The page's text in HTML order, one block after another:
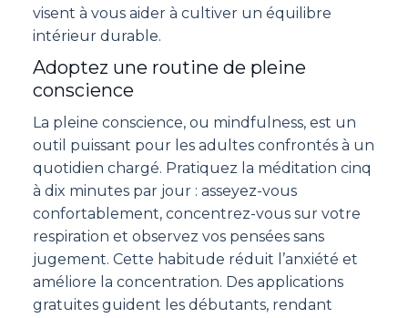
visent à vous aider à cultiver un équilibre
intérieur durable.
Adoptez une routine de pleine
conscience
La pleine conscience, ou mindfulness, est un
outil puissant pour les adultes confrontés à un
quotidien chargé. Pratiquez la méditation cinq
à dix minutes par jour : asseyez-vous
confortablement, concentrez-vous sur votre
respiration et observez vos pensées sans
jugement. Cette habitude réduit l’anxiété et
améliore la concentration. Des applications
gratuites guident les débutants, rendant